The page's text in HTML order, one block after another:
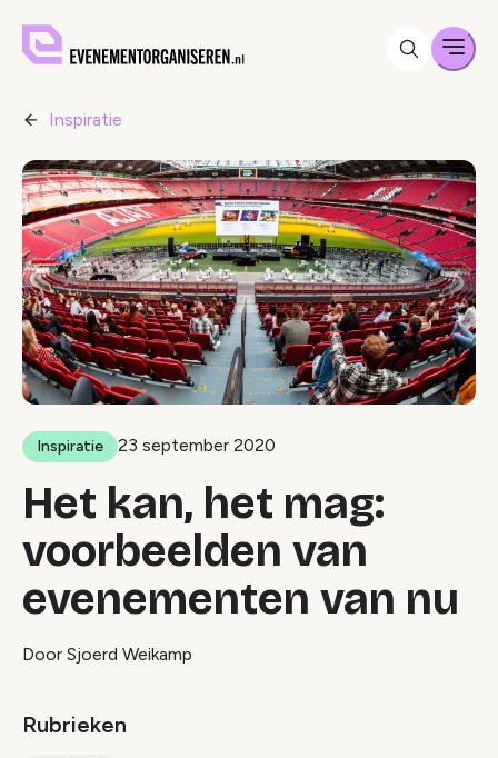
Inspiratie
Inspiratie 23 september 2020
Het kan, het mag:
voorbeelden van
evenementen van nu
Door Sjoerd Weikamp
Rubrieken